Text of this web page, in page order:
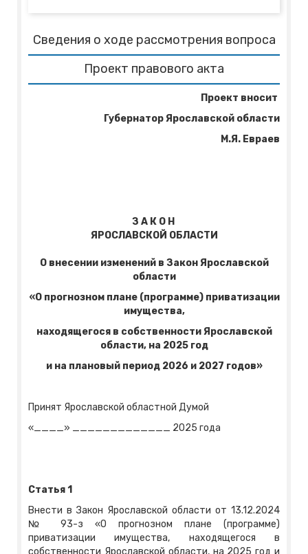
Сведения о ходе рассмотрения вопроса
Проект правового акта
Проект вносит
Губернатор Ярославской области
М.Я. Евраев
З А К О Н
ЯРОСЛАВСКОЙ ОБЛАСТИ
О внесении изменений в Закон Ярославской
области
«О прогнозном плане (программе) приватизации
имущества,
находящегося в собственности Ярославской
области, на 2025 год
и на плановый период 2026 и 2027 годов»
Принят Ярославской областной Думой
«____» _____________ 2025 года
Статья 1
Внести в Закон Ярославской области от 13.12.2024
№ 93-з «О прогнозном плане (программе)
приватизации имущества, находящегося в